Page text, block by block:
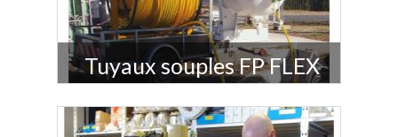
Tuyaux souples FP FLEX
enterrés en un seul tronçon, sans raccord ni
soudure.